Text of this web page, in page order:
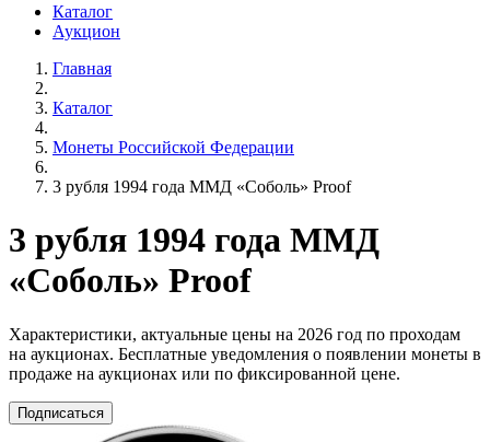
Каталог
Аукцион
Главная
Каталог
Монеты Российской Федерации
3 рубля 1994 года ММД «Соболь» Proof
3 рубля 1994 года ММД
«Соболь» Proof
Характеристики, актуальные цены на 2026 год по проходам
на аукционах. Бесплатные уведомления о появлении монеты в
продаже на аукционах или по фиксированной цене.
Подписаться